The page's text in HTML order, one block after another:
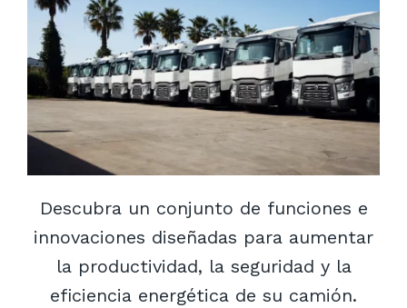
Descubra un conjunto de funciones e
innovaciones diseñadas para aumentar
la productividad, la seguridad y la
eficiencia energética de su camión.